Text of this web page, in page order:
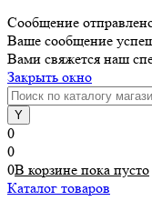
Сообщение
Ваше сообщение
Вами свяжется наш
Закрыть окно
0
0
0В корзине пока пусто
Каталог товаров